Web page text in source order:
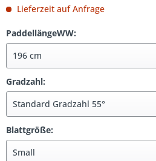
Lieferzeit auf Anfrage
PaddellängeWW:
Gradzahl:
Blattgröße: